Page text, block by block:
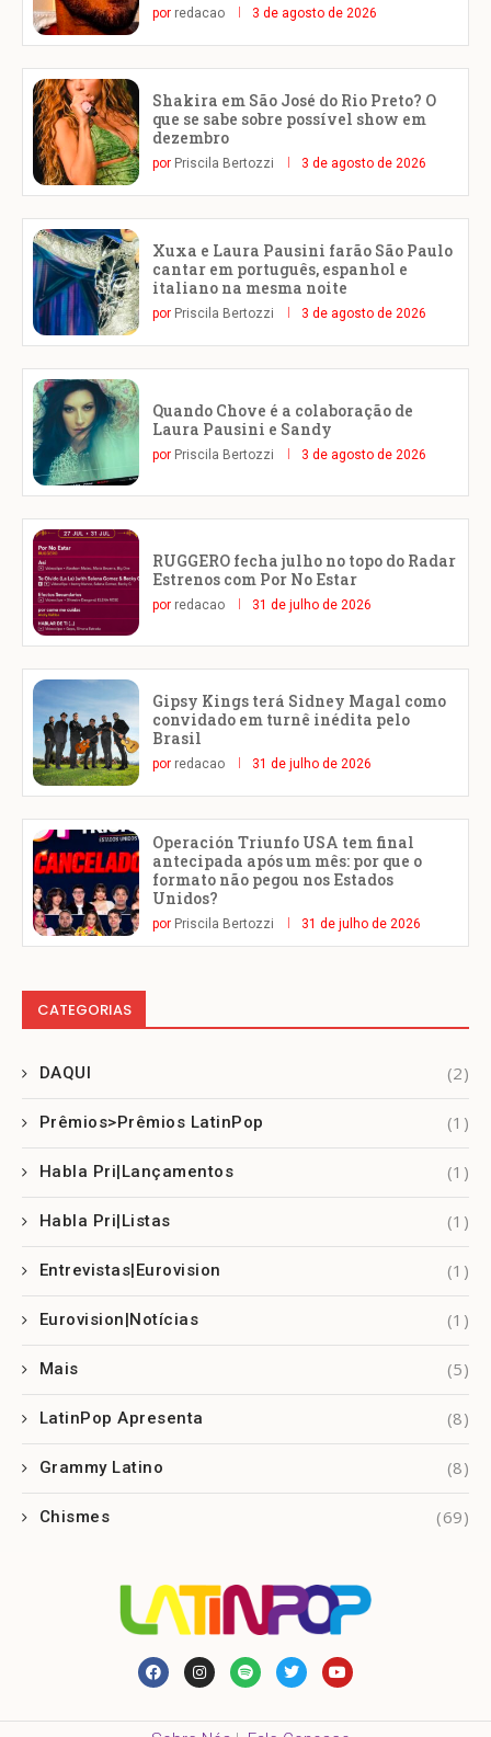
por redacao 3 de agosto de 2026
Shakira em São José do Rio Preto? O
que se sabe sobre possível show em
dezembro
por Priscila Bertozzi 3 de agosto de 2026
Xuxa e Laura Pausini farão São Paulo
cantar em português, espanhol e
italiano na mesma noite
por Priscila Bertozzi 3 de agosto de 2026
Quando Chove é a colaboração de
Laura Pausini e Sandy
por Priscila Bertozzi 3 de agosto de 2026
RUGGERO fecha julho no topo do Radar
Estrenos com Por No Estar
por redacao 31 de julho de 2026
Gipsy Kings terá Sidney Magal como
convidado em turnê inédita pelo
Brasil
por redacao 31 de julho de 2026
Operación Triunfo USA tem final
antecipada após um mês: por que o
formato não pegou nos Estados
Unidos?
por Priscila Bertozzi 31 de julho de 2026
CATEGORIAS
DAQUI (2)
Prêmios>Prêmios LatinPop (1)
Habla Pri|Lançamentos (1)
Habla Pri|Listas (1)
Entrevistas|Eurovision (1)
Eurovision|Notícias (1)
Mais (5)
LatinPop Apresenta (8)
Grammy Latino (8)
Chismes (69)